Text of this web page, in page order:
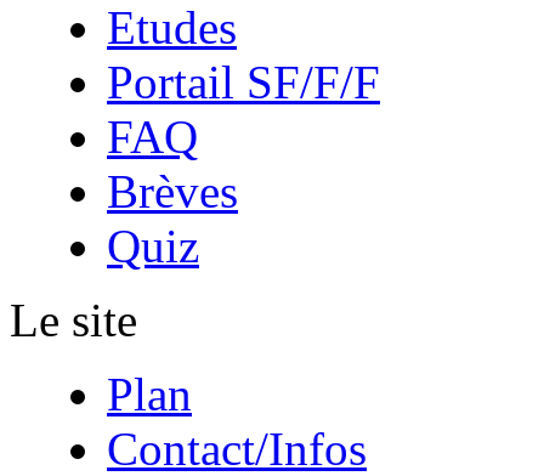
Etudes
Portail SF/F/F
FAQ
Brèves
Quiz
Le site
Plan
Contact/Infos